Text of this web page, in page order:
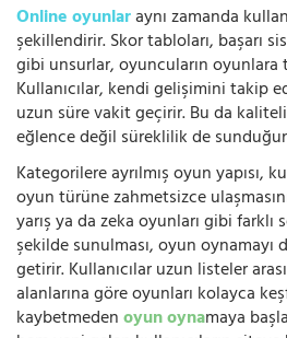
Online oyunlaraynı zamanda
şekillendirir. Skor tabloları, başarı
gibi unsurlar, oyuncuların
Kullanıcılar, kendi gelişimini takip
uzun süre vakit geçirir. Bu da
eğlence değil süreklilik de
Kategorilere ayrılmış oyun yapısı,
oyun türüne zahmetsizce
yarış ya da zeka oyunları gibi
şekilde sunulması, oyun
getirir. Kullanıcılar uzun listeler
alanlarına göre oyunları kolayca
kaybetmedenoyun oynamaya